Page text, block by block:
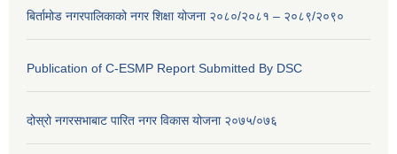
बिर्तामोड नगरपालिकाको नगर शिक्षा योजना २०८०/२०८१ – २०८९/२०९०
Publication of C-ESMP Report Submitted By DSC
दोस्रो नगरसभाबाट पारित नगर विकास योजना २०७५/०७६